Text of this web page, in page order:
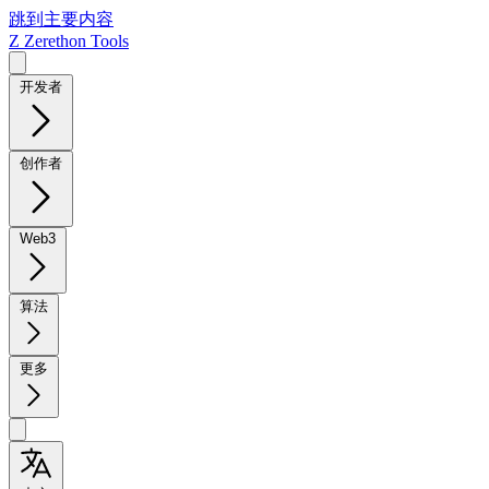
跳到主要内容
Z Zerethon Tools
开发者
创作者
Web3
算法
更多